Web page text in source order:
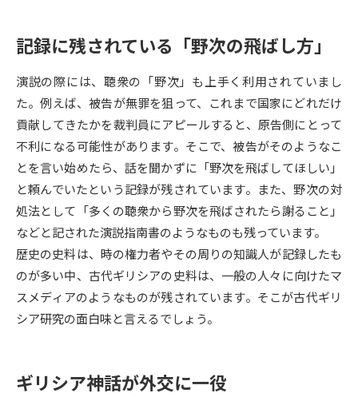
デジタルパンフレット 進路の３択
新学年スタート号特集ページ
（高3生用）
新学年スタート号特集ページ
（高2生用）
SELFBRAND特集ページ
オープンキャンパスなどを調べる
オープンキャンパス検索 実施プログラムから探す
来場型・Web型イベント特集 夢ナビライブ
受験準備
志望校・出願校を調べる
記録に残されている「野次の飛ばし方」
演説の際には、聴衆の「野次」も上手く利用されていまし
た。例えば、被告が無罪を狙って、これまで国家にどれだけ
貢献してきたかを裁判員にアピールすると、原告側にとって
不利になる可能性があります。そこで、被告がそのようなこ
とを言い始めたら、話を聞かずに「野次を飛ばしてほしい」
と頼んでいたという記録が残されています。また、野次の対
処法として「多くの聴衆から野次を飛ばされたら謝ること」
などと記された演説指南書のようなものも残っています。
歴史の史料は、時の権力者やその周りの知識人が記録したも
のが多い中、古代ギリシアの史料は、一般の人々に向けたマ
スメディアのようなものが残されています。そこが古代ギリ
シア研究の面白味と言えるでしょう。
ギリシア神話が外交に一役